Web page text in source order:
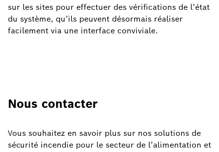
sur les sites pour effectuer des vérifications de l’état
du système, qu’ils peuvent désormais réaliser
facilement via une interface conviviale.
Nous contacter
Vous souhaitez en savoir plus sur nos solutions de
sécurité incendie pour le secteur de l’alimentation et